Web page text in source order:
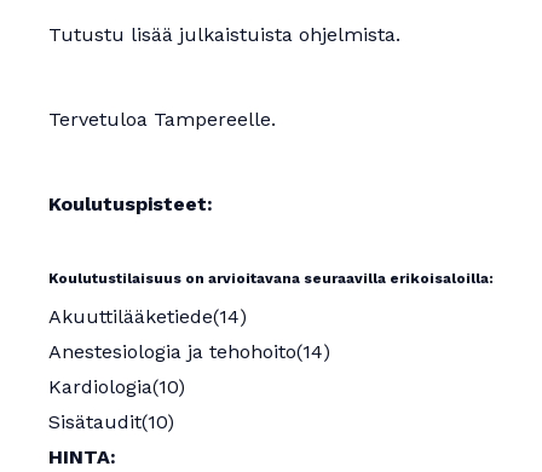
Tutustu lisää julkaistuista ohjelmista.
Tervetuloa Tampereelle.
Koulutuspisteet:
Koulutustilaisuus on arvioitavana seuraavilla erikoisaloilla:
Akuuttilääketiede(14)
Anestesiologia ja tehohoito(14)
Kardiologia(10)
Sisätaudit(10)
HINTA: